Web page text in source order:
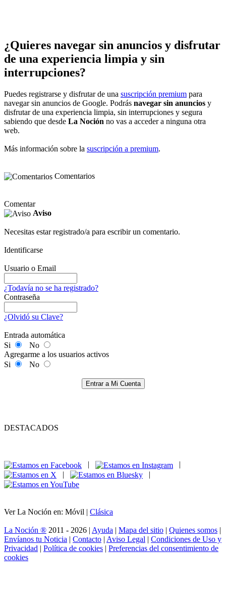
¿Quieres navegar sin anuncios y disfrutar
de una experiencia limpia y sin
interrupciones?
Puedes registrarse y disfrutar de una suscripción premium para
navegar sin anuncios de Google. Podrás navegar sin anuncios y
disfrutar de una experiencia limpia, sin interrupciones y segura
sabiendo que desde La Noción no vas a acceder a ninguna otra
web.
Más información sobre la suscripción a premium.
Comentarios
Comentar
Aviso
Necesitas estar registrado/a para escribir un comentario.
Identificarse
Usuario o Email
¿Todavía no se ha registrado?
Contraseña
¿Olvidó su Clave?
Entrada automática
Si
No
Agregarme a los usuarios activos
Si
No
Entrar a Mi Cuenta
DESTACADOS
|
|
|
|
Ver La Noción en: Móvil | Clásica
La Noción ® 2011 - 2026 | Ayuda | Mapa del sitio | Quienes somos |
Envíanos tu Noticia | Contacto | Aviso Legal | Condiciones de Uso y
Privacidad | Política de cookies | Preferencias del consentimiento de
cookies